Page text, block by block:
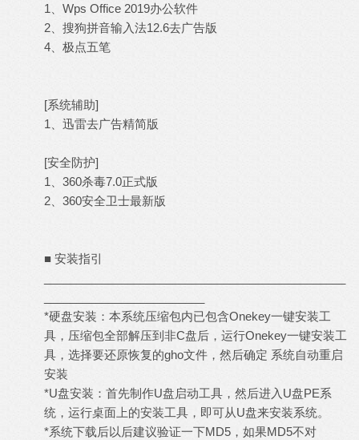
1、Wps Office 2019办公软件
2、搜狗拼音输入法12.6去广告版
4、极点五笔
[系统辅助]
1、迅雷去广告精简版
[安全防护]
1、360杀毒7.0正式版
2、360安全卫士最新版
■ 安装指引
*硬盘安装：本系统压缩包内已包含Onekey一键安装工
具，压缩包全部解压到非C盘后，运行Onekey一键安装工
具，选择要还原恢复的gho文件，然后确定 系统自动重启
安装
*U盘安装：首先制作U盘启动工具，然后进入U盘PE系
统，运行桌面上的安装工具，即可从U盘来安装系统。
*系统下载后以后建议验证一下MD5，如果MD5不对